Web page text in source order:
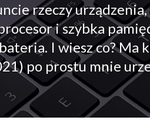
rzeczy
i szybka
I wiesz co? Ma
po prostu mnie